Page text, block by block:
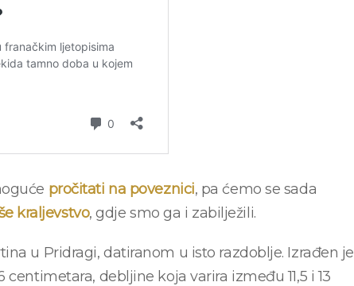
pročitati na poveznici, pa ćemo se sada
kraljevstvo, gdje smo ga i zabilježili.
u Pridragi, datiranom u isto razdoblje. Izrađen je
debljine koja varira između 11,5 i 13